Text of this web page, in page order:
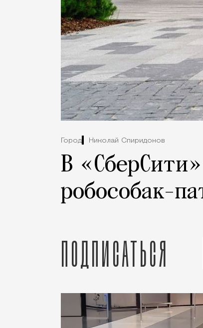
Город Николай Спиридонов
В
робособак-
Подписаться